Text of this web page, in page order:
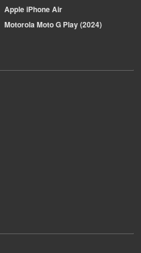
AppleiPhone Air
MotorolaMoto G Play (2024)